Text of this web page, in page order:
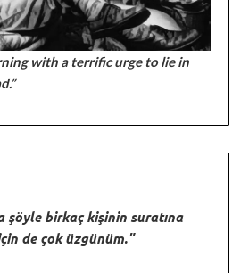
with a terrific urge to lie in
şöyle birkaç kişinin suratına
de çok üzgünüm."